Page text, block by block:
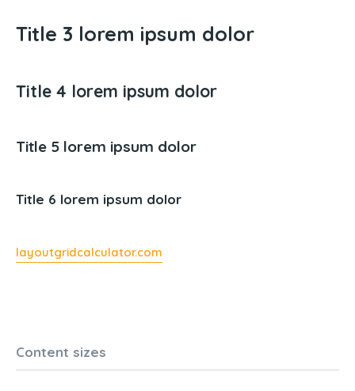
Title 3 lorem ipsum dolor
Title 4 lorem ipsum dolor
Title 5 lorem ipsum dolor
Title 6 lorem ipsum dolor
layoutgridcalculator.com
Content sizes